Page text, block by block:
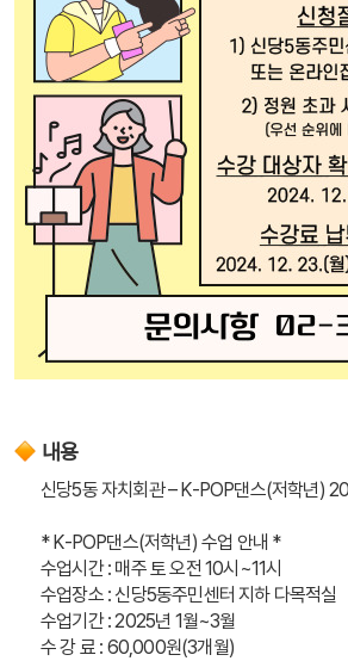
내용
신당5동 자치회관 – K-POP댄스(저학년)
* K-POP댄스(저학년) 수업 안내 *
수업시간 : 매주 토 오전 10시~11시
수업장소 : 신당5동주민센터 지하 다목적실
수업기간 : 2025년 1월~3월
수 강 료 : 60,000원(3개월)